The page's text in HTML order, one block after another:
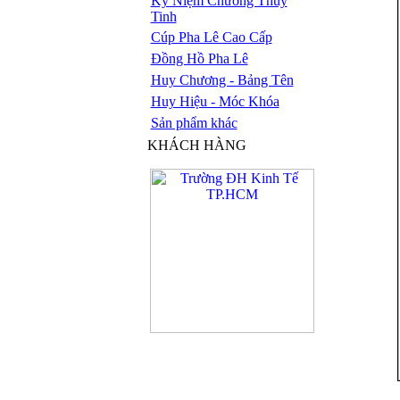
Tinh
Cúp Pha Lê Cao Cấp
Đồng Hồ Pha Lê
Huy Chương - Bảng Tên
Huy Hiệu - Móc Khóa
Sản phẩm khác
KHÁCH HÀNG